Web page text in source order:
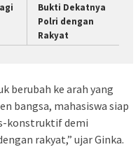
Bukti Dekatnya
Polri dengan
Rakyat
berubah ke arah yang
bangsa, mahasiswa siap
konstruktif demi
rakyat,” ujar Ginka.